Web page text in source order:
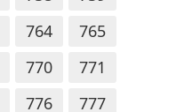
764
765
770
771
776
777